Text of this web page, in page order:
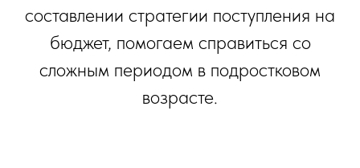
составлении стратегии поступления на
бюджет, помогаем справиться со
сложным периодом в подростковом
возрасте.